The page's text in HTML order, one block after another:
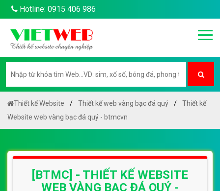
Hotline: 0915 406 986
Thiết kế Website Thiết kế web vàng bạc đá quý
Thiết kế
Website web vàng bạc đá quý - btmcvn
[BTMC] - THIẾT KẾ WEBSITE
WEB VÀNG BẠC ĐÁ QUÝ -